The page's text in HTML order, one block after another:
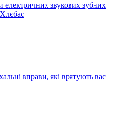
електричних звукових зубних
вправи, які врятують вас